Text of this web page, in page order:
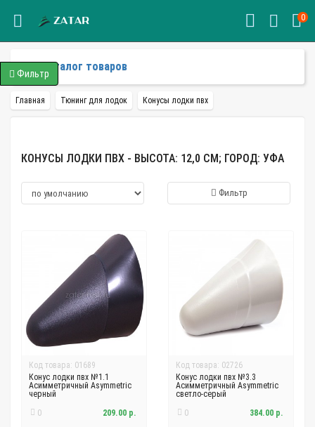
0
Каталог товаров
Главная Тюнинг для лодок Конусы лодки пвх
КОНУСЫ ЛОДКИ ПВХ - ВЫСОТА: 12,0 СМ; ГОРОД: УФА
Фильтр
Код товара: 01689
Конус лодки пвх №1.1
Асимметричный Asymmetric
черный
0
209.00 р.
Код товара: 02726
Конус лодки пвх №3.3
Асимметричный Asymmetric
светло-серый
0
384.00 р.
Фильтр